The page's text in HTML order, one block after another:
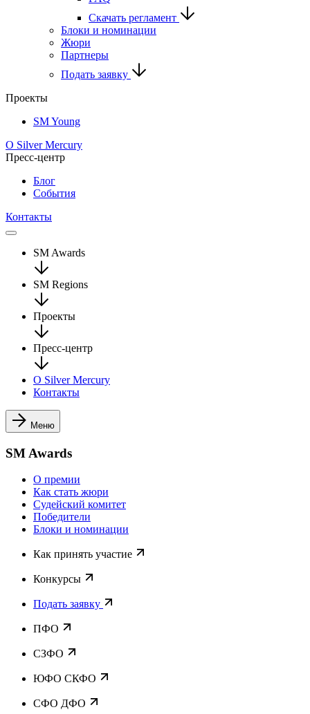
Скачать регламент
Блоки и номинации
Жюри
Партнеры
Подать заявку
Проекты
SM Young
О Silver Mercury
Пресс-центр
Блог
События
Контакты
SM Awards
SM Regions
Проекты
Пресс-центр
О Silver Mercury
Контакты
Меню
SM Awards
О премии
Как стать жюри
Судейский комитет
Победители
Блоки и номинации
Как принять участие
Конкурсы
Подать заявку
ПФО
СЗФО
ЮФО СКФО
CФО ДФО